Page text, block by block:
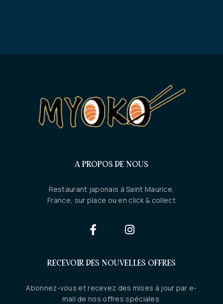
A PROPOS DE NOUS
Restaurant japonais à Saint Maurice,
France, sur place ou en click & collect
RECEVOIR DES NOUVELLES OFFRES
Abonnez-vous et recevez des mises à jour par e-
mail de nos offres spéciales.